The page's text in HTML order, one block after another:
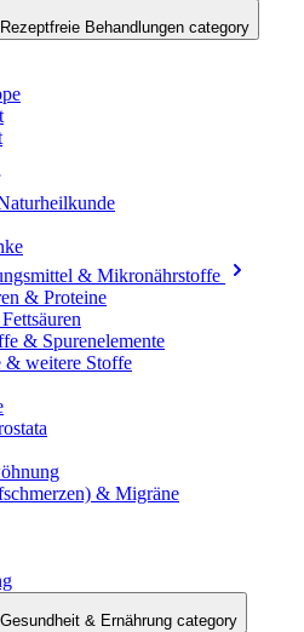
Behandlungen category
& Mikronährstoffe
& Proteine
& Spurenelemente
& weitere Stoffe
& Migräne
& Ernährung category